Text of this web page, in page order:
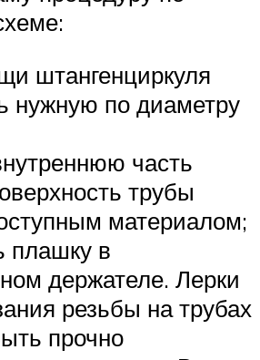
штангенциркуля
нужную по диаметру
часть
трубы
материалом;
плашку в
держателе. Лерки
резьбы на трубах
прочно